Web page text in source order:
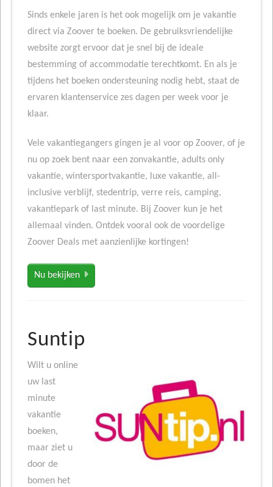
Sinds enkele jaren is het ook mogelijk om je vakantie
direct via Zoover te boeken. De gebruiksvriendelijke
website zorgt ervoor dat je snel bij de ideale
bestemming of accommodatie terechtkomt. En als je
tijdens het boeken ondersteuning nodig hebt, staat de
ervaren klantenservice zes dagen per week voor je
klaar.
Vele vakantiegangers gingen je al voor op Zoover, of je
nu op zoek bent naar een zonvakantie, adults only
vakantie, wintersportvakantie, luxe vakantie, all-
inclusive verblijf, stedentrip, verre reis, camping,
vakantiepark of last minute. Bij Zoover kun je het
allemaal vinden. Ontdek vooral ook de voordelige
Zoover Deals met aanzienlijke kortingen!
Nu bekijken
Suntip
Wilt u online
uw last
minute
vakantie
boeken,
maar ziet u
door de
bomen het